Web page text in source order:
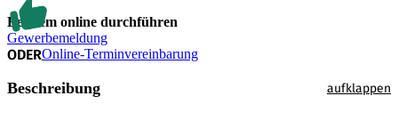
Bequem online durchführen
Gewerbemeldung
ODEROnline-Terminvereinbarung
Beschreibung